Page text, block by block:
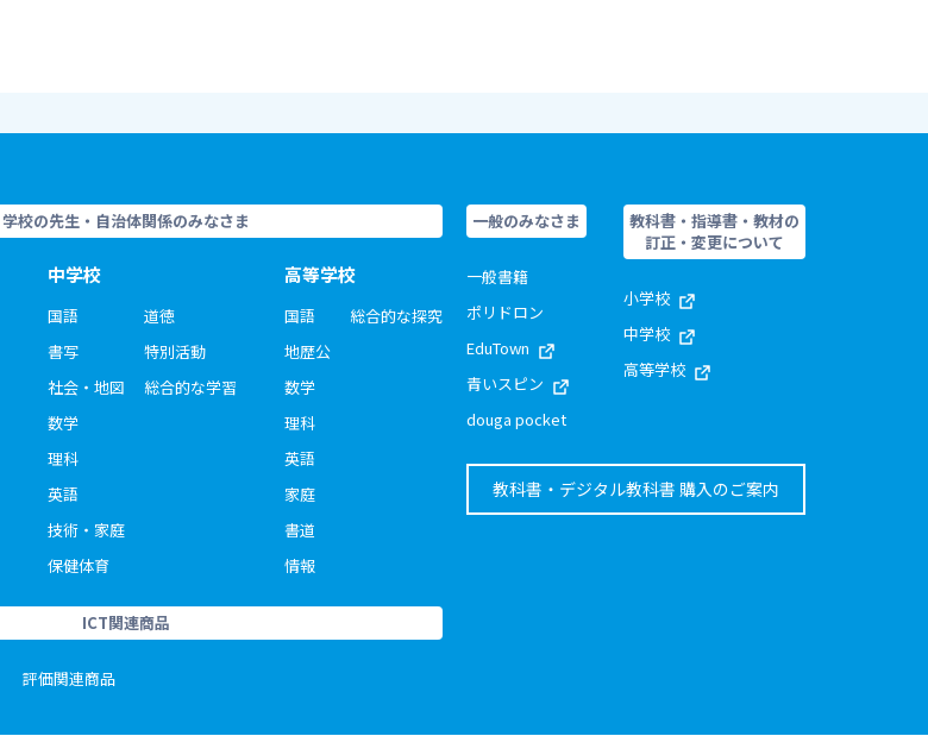
学校の先生・自治体関係のみなさま
中学校
国語
書写
社会・地図
数学
理科
英語
技術・家庭
保健体育
道徳
特別活動
総合的な学習
高等学校
国語
地歴公
数学
理科
英語
家庭
書道
情報
総合的な探究
ICT関連商品
評価関連商品
一般のみなさま
一般書籍
ポリドロン
EduTown
青いスピン
douga pocket
教科書・指導書・教材の
訂正・変更について
小学校
中学校
高等学校
教科書・デジタル教科書 購入のご案内